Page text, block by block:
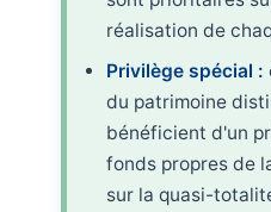
réalisation de
Privilège spécial :
du patrimoine
bénéficient d'un
fonds propres de
sur la quasi-